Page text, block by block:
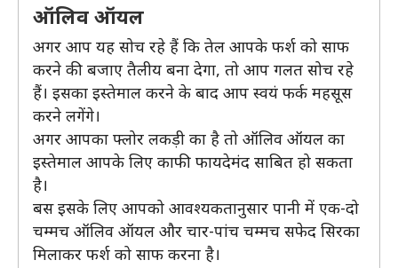
ऑलिव ऑयल
अगर आप यह सोच रहे हैं कि तेल आपके फर्श को साफ
करने की बजाए तैलीय बना देगा, तो आप गलत सोच रहे
हैं। इसका इस्‍तेमाल करने के बाद आप स्‍वयं फर्क महसूस
करने लगेंगे।
अगर आपका फ्लोर लकड़ी का है तो ऑलिव ऑयल का
इस्तेमाल आपके लिए काफी फायदेमंद साबित हो सकता
है।
बस इसके लिए आपको आवश्यकतानुसार पानी में एक-दो
चम्मच ऑलिव ऑयल और चार-पांच चम्मच सफेद सिरका
मिलाकर फर्श को साफ करना है।